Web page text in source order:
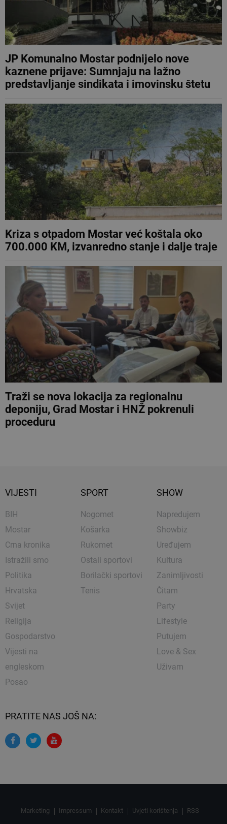
JP Komunalno Mostar podnijelo nove
kaznene prijave: Sumnjaju na lažno
predstavljanje sindikata i imovinsku štetu
Kriza s otpadom Mostar već koštala oko
700.000 KM, izvanredno stanje i dalje traje
Traži se nova lokacija za regionalnu
deponiju, Grad Mostar i HNŽ pokrenuli
proceduru
VIJESTI
BIH
Mostar
Crna kronika
Istražili smo
Politika
Hrvatska
Svijet
Religija
Gospodarstvo
Vijesti na
engleskom
Posao
SPORT
Nogomet
Košarka
Rukomet
Ostali sportovi
Borilački sportovi
Tenis
SHOW
Napredujem
Showbiz
Uređujem
Kultura
Zanimljivosti
Čitam
Party
Lifestyle
Putujem
Love & Sex
Uživam
PRATITE NAS JOŠ NA:
Marketing Impressum Kontakt Uvjeti korištenja RSS